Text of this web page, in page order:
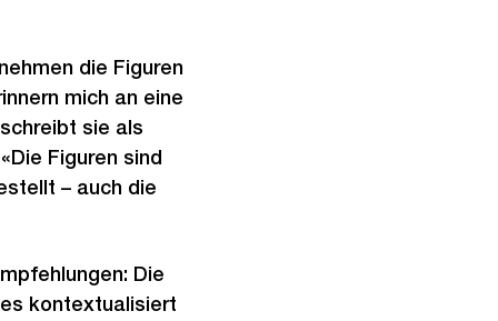
die Figuren
mich an eine
sie als
Figuren sind
– auch die
Die
kontextualisiert